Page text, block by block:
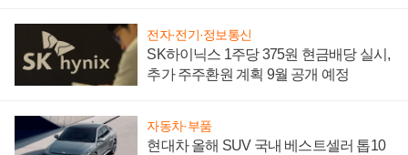
전자·전기·정보통신
SK하이닉스 1주당 375원 현금배당 실시,
추가 주주환원 계획 9월 공개 예정
자동차·부품
현대차 올해 SUV 국내 베스트셀러 톱10